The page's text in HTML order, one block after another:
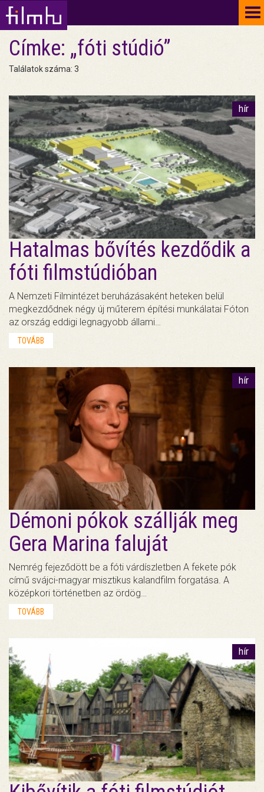
Címke: „fóti stúdió”
Találatok száma: 3
hír
Hatalmas bővítés kezdődik a
fóti filmstúdióban
A Nemzeti Filmintézet beruházásaként heteken belül
megkezdődnek négy új műterem építési munkálatai Fóton
az ország eddigi legnagyobb állami…
TOVÁBB
hír
Démoni pókok szállják meg
Gera Marina faluját
Nemrég fejeződött be a fóti várdíszletben A fekete pók
című svájci-magyar misztikus kalandfilm forgatása. A
középkori történetben az ördög…
TOVÁBB
hír